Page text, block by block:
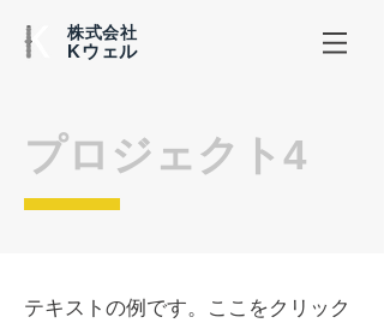
株式会社
​Kウェル
テキストの例です。ここをクリック
プロジェクト4